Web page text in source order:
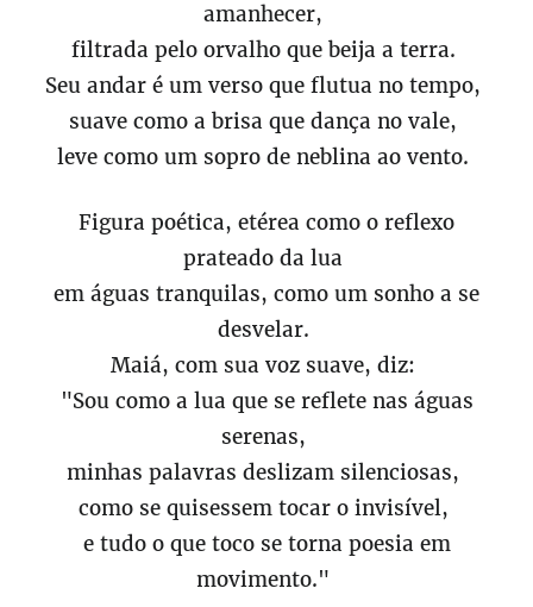
amanhecer,
filtrada pelo orvalho que beija a terra.
Seu andar é um verso que flutua no tempo,
suave como a brisa que dança no vale,
leve como um sopro de neblina ao vento.
Figura poética, etérea como o reflexo
prateado da lua
em águas tranquilas, como um sonho a se
desvelar.
Maiá, com sua voz suave, diz:
"Sou como a lua que se reflete nas águas
serenas,
minhas palavras deslizam silenciosas,
como se quisessem tocar o invisível,
e tudo o que toco se torna poesia em
movimento."